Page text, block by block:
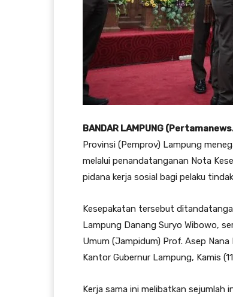
BANDAR LAMPUNG
Provinsi (Pemprov) Lampung
melalui penandatanganan Nota
pidana kerja sosial bagi pelaku
Kesepakatan tersebut
Lampung Danang Suryo Wibowo,
Umum (Jampidum) Prof. Asep
Kantor Gubernur Lampung, Kamis
Kerja sama ini melibatkan sejumlah